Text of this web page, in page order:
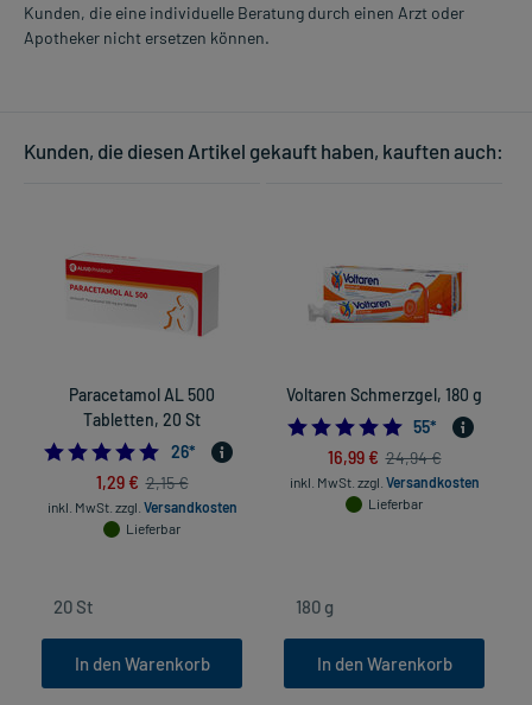
Kunden, die eine individuelle Beratung durch einen Arzt oder
Apotheker nicht ersetzen können.
Kunden, die diesen Artikel gekauft haben, kauften auch:
Paracetamol AL 500
Tabletten, 20 St
4.961538461538462
26*
1,29 € 2,15 €
inkl. MwSt. zzgl. Versandkosten
Lieferbar
In den Warenkorb
Voltaren Schmerzgel, 180 g
55*
16,99 € 24,94 €
inkl. MwSt. zzgl. Versandkosten
Lieferbar
In den Warenkorb